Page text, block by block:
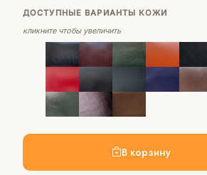
ДОСТУПНЫЕ ВАРИАНТЫ КОЖИ
кликните чтобы увеличить
В корзину